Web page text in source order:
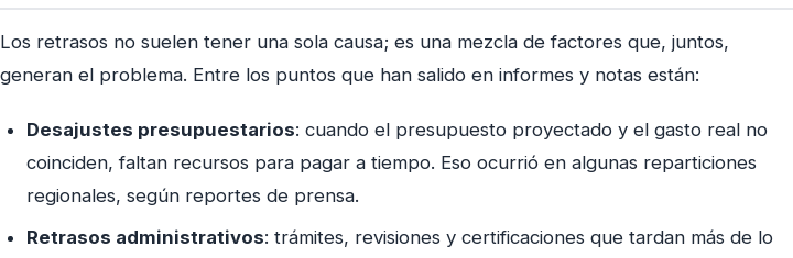
Los retrasos no suelen tener una sola causa; es una mezcla de factores que, juntos,
generan el problema. Entre los puntos que han salido en informes y notas están:
Desajustes presupuestarios: cuando el presupuesto proyectado y el gasto real no
coinciden, faltan recursos para pagar a tiempo. Eso ocurrió en algunas reparticiones
regionales, según reportes de prensa.
Retrasos administrativos: trámites, revisiones y certificaciones que tardan más de lo